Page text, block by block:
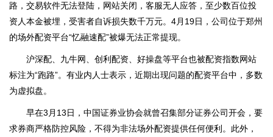
路，交易软件无法登陆，网站关闭，客服无人应答，至少数百位投
资人本金被埋，受害者自诉损失数千万元。4月19日，公司位于郑州
的场外配资平台“忆融速配”被爆无法正常提现。
沪深配、九牛网、创利配资、好操盘等平台也被配资指数网站
标注为“跑路”。有业内人士表示，近期出现问题的配资平台中，多数
为虚拟盘。
早在3月13日，中国证券业协会就曾召集部分证券公司开会，要
求券商严格防控风险，不得为非法场外配资提供任何便利。此外，